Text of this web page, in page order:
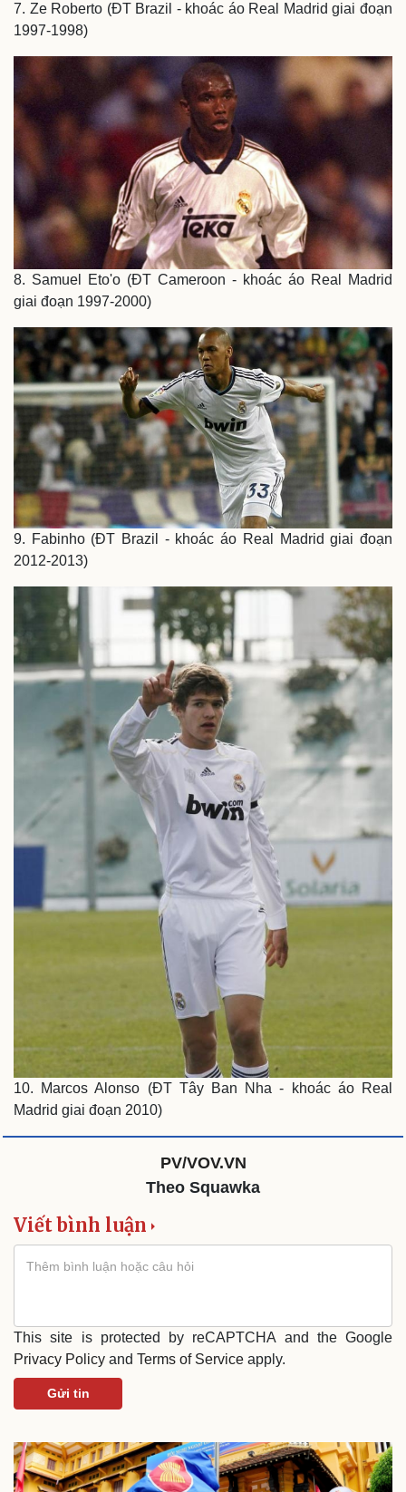
Doanh nghiệp
Thông tin doanh nghiệp
Doanh nghiệp 24h
Doanh nhân
Vì cộng đồng
Công nghệ
Sành điệu
Tin Công nghệ
Trải nghiệm
Chuyển đổi số
Cây thuốc
Sản phụ khoa
Nhi khoa
Nam khoa
Làm đẹp - giảm cân
Đời sống
Nhà đẹp
Blog
Tình yêu - Gia đình
7. Ze Roberto (ĐT Brazil - khoác áo Real Madrid giai đoạn
1997-1998)
8. Samuel Eto'o (ĐT Cameroon - khoác áo Real Madrid
giai đoạn 1997-2000)
9. Fabinho (ĐT Brazil - khoác áo Real Madrid giai đoạn
2012-2013)
10. Marcos Alonso (ĐT Tây Ban Nha - khoác áo Real
Madrid giai đoạn 2010)
PV/VOV.VN
Theo Squawka
Viết bình luận
This site is protected by reCAPTCHA and the Google
Privacy Policy and Terms of Service apply.
Gửi tin